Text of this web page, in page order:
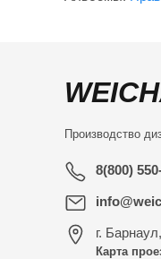
Производство
8(800)
г. Барнаул,
Карта